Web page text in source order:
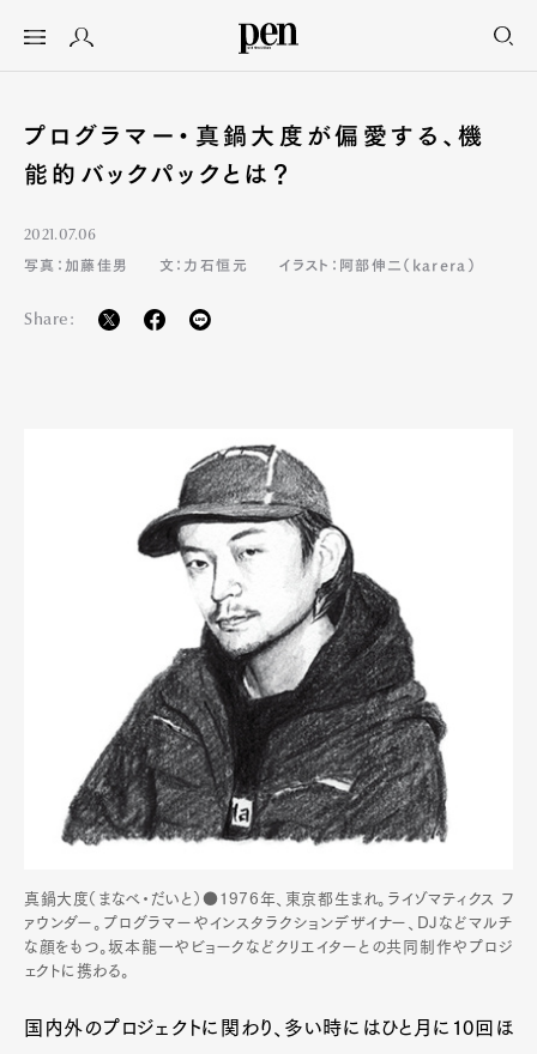
プログラマー・真鍋大度が偏愛する、機
能的バックパックとは？
2021.07.06
写真：加藤佳男
文：力石恒元 イラスト：阿部伸二（karera）
Share:
真鍋大度（まなべ・だいと）●1976年、東京都生まれ。ライゾマティクス フ
ァウンダー。プログラマーやインスタラクションデザイナー、DJなどマルチ
な顔をもつ。坂本龍一やビョークなどクリエイターとの共同制作やプロジ
ェクトに携わる。
国内外のプロジェクトに関わり、多い時にはひと月に10回ほ